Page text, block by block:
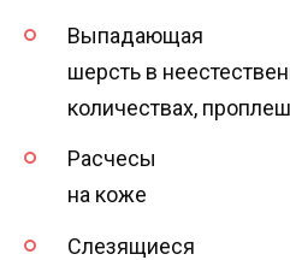
Выпадающая
шерсть в
количествах,
Расчесы
на коже
Слезящиеся